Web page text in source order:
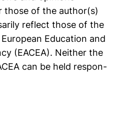
those of the author(s)
reflect those of the
Edu­ca­tion and
(EACEA). Neither the
can be held respon­